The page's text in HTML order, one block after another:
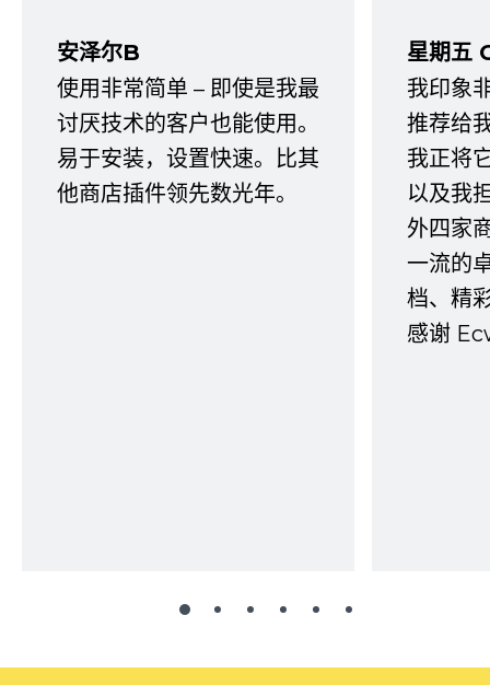
安泽尔B
使用非常简单 – 即使是我最
讨厌技术的客户也能使用。
易于安装，设置快速。比其
他商店插件领先数光年。
星期五
我印象
推荐给
我正将
以及我
外四家
一流的
档、精
感谢